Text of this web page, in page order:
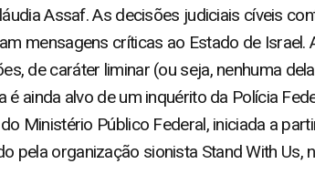
Assaf. As decisões judiciais cíveis
mensagens críticas ao Estado de
de caráter liminar (ou seja, nenhuma
ainda alvo de um inquérito da Polícia
Ministério Público Federal, iniciada a
pela organização sionista Stand With Us,